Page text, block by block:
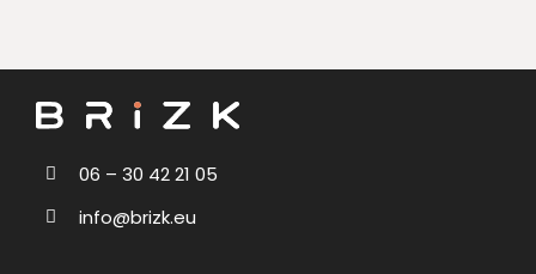
06 – 30 42 21 05
info@brizk.eu